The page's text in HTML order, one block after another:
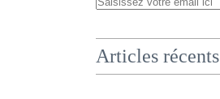
Articles récents